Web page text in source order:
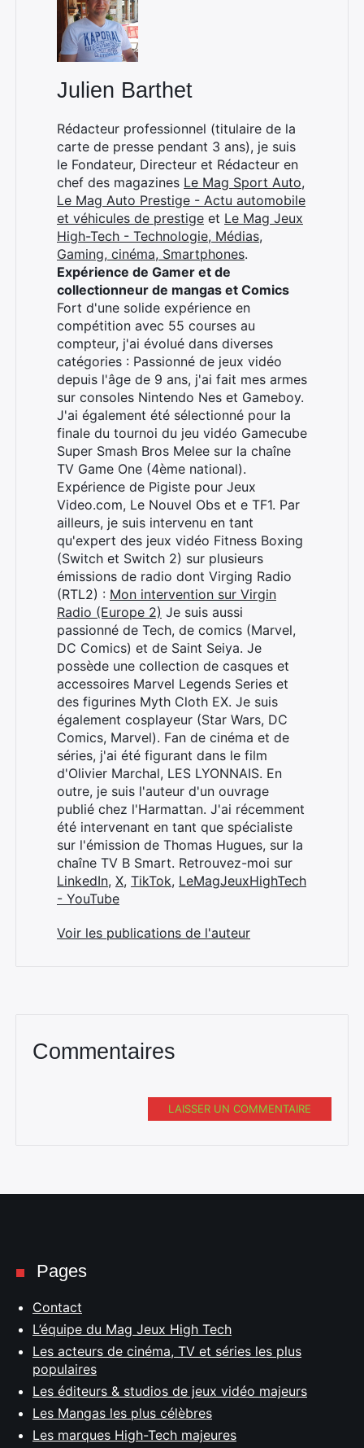
Julien Barthet
Rédacteur professionnel (titulaire de la
carte de presse pendant 3 ans), je suis
le Fondateur, Directeur et Rédacteur en
chef des magazines Le Mag Sport Auto,
Le Mag Auto Prestige - Actu automobile
et véhicules de prestige et Le Mag Jeux
High-Tech - Technologie, Médias,
Gaming, cinéma, Smartphones.
Expérience de Gamer et de
collectionneur de mangas et Comics
Fort d'une solide expérience en
compétition avec 55 courses au
compteur, j'ai évolué dans diverses
catégories : Passionné de jeux vidéo
depuis l'âge de 9 ans, j'ai fait mes armes
sur consoles Nintendo Nes et Gameboy.
J'ai également été sélectionné pour la
finale du tournoi du jeu vidéo Gamecube
Super Smash Bros Melee sur la chaîne
TV Game One (4ème national).
Expérience de Pigiste pour Jeux
Video.com, Le Nouvel Obs et e TF1. Par
ailleurs, je suis intervenu en tant
qu'expert des jeux vidéo Fitness Boxing
(Switch et Switch 2) sur plusieurs
émissions de radio dont Virging Radio
(RTL2) : Mon intervention sur Virgin
Radio (Europe 2) Je suis aussi
passionné de Tech, de comics (Marvel,
DC Comics) et de Saint Seiya. Je
possède une collection de casques et
accessoires Marvel Legends Series et
des figurines Myth Cloth EX. Je suis
également cosplayeur (Star Wars, DC
Comics, Marvel). Fan de cinéma et de
séries, j'ai été figurant dans le film
d'Olivier Marchal, LES LYONNAIS. En
outre, je suis l'auteur d'un ouvrage
publié chez l'Harmattan. J'ai récemment
été intervenant en tant que spécialiste
sur l'émission de Thomas Hugues, sur la
chaîne TV B Smart. Retrouvez-moi sur
LinkedIn, X, TikTok, LeMagJeuxHighTech
- YouTube
Voir les publications de l'auteur
Commentaires
LAISSER UN COMMENTAIRE
Pages
Contact
L’équipe du Mag Jeux High Tech
Les acteurs de cinéma, TV et séries les plus
populaires
Les éditeurs & studios de jeux vidéo majeurs
Les Mangas les plus célèbres
Les marques High-Tech majeures
Rechercher